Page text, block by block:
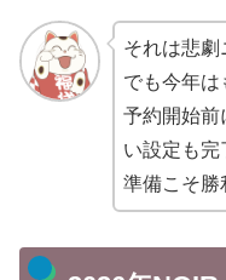
それは悲劇
でも今年は
予約開始前
い設定も完
準備こそ勝